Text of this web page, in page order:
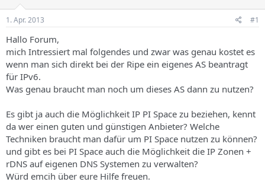
l
e
r
d
e
s
T
h
m
s
g
s
d
t
m
1. Apr. 2013 #1
Hallo Forum,
mich Intressiert mal folgendes und zwar was genau kostet es
wenn man sich direkt bei der Ripe ein eigenes AS beantragt
für IPv6.
Was genau braucht man noch um dieses AS dann zu nutzen?
Es gibt ja auch die Möglichkeit IP PI Space zu beziehen, kennt
da wer einen guten und günstigen Anbieter? Welche
Techniken braucht man dafür um PI Space nutzen zu können?
und gibt es bei PI Space auch die Möglichkeit die IP Zonen +
rDNS auf eigenen DNS Systemen zu verwalten?
Würd emcih über eure Hilfe freuen.